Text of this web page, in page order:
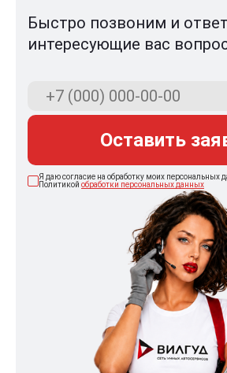
Быстро позвоним и
интересующие вас
Оставить
Я даю согласие на обработку моих персональных
Политикой обработки персональных данных